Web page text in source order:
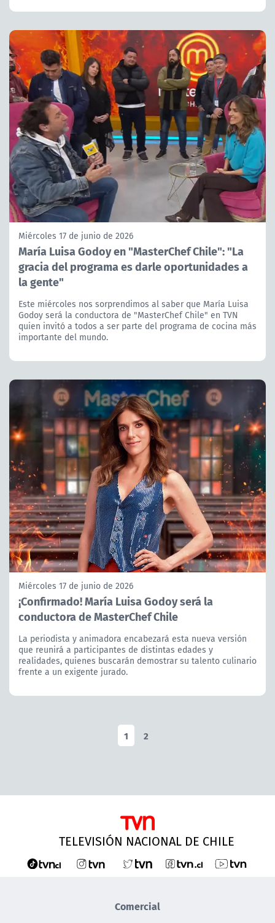
Miércoles 17 de junio de 2026
María Luisa Godoy en "MasterChef Chile": "La
gracia del programa es darle oportunidades a
la gente"
Este miércoles nos sorprendimos al saber que María Luisa
Godoy será la conductora de "MasterChef Chile" en TVN
quien invitó a todos a ser parte del programa de cocina más
importante del mundo.
Miércoles 17 de junio de 2026
¡Confirmado! María Luisa Godoy será la
conductora de MasterChef Chile
La periodista y animadora encabezará esta nueva versión
que reunirá a participantes de distintas edades y
realidades, quienes buscarán demostrar su talento culinario
frente a un exigente jurado.
1 2
TELEVISIÓN NACIONAL DE CHILE
Comercial